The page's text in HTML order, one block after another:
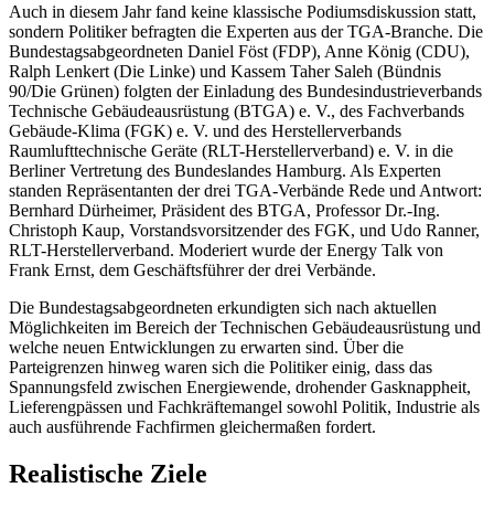
Auch in diesem Jahr fand keine klassische Podiumsdiskussion statt,
sondern Politiker befragten die Experten aus der TGA-Branche. Die
Bundestagsabgeordneten Daniel Föst (FDP), Anne König (CDU),
Ralph Lenkert (Die Linke) und Kassem Taher Saleh (Bündnis
90/Die Grünen) folgten der Einladung des Bundesindustrieverbands
Technische Gebäudeausrüstung (BTGA) e. V., des Fachverbands
Gebäude-Klima (FGK) e. V. und des Herstellerverbands
Raumlufttechnische Geräte (RLT-Herstellerverband) e. V. in die
Berliner Vertretung des Bundeslandes Hamburg. Als Experten
standen Repräsentanten der drei TGA-Verbände Rede und Antwort:
Bernhard Dürheimer, Präsident des BTGA, Professor Dr.-Ing.
Christoph Kaup, Vorstandsvorsitzender des FGK, und Udo Ranner,
RLT-Herstellerverband. Moderiert wurde der Energy Talk von
Frank Ernst, dem Geschäftsführer der drei Verbände.
Die Bundestagsabgeordneten erkundigten sich nach aktuellen
Möglichkeiten im Bereich der Technischen Gebäudeausrüstung und
welche neuen Entwicklungen zu erwarten sind. Über die
Parteigrenzen hinweg waren sich die Politiker einig, dass das
Spannungsfeld zwischen Energiewende, drohender Gasknappheit,
Lieferengpässen und Fachkräftemangel sowohl Politik, Industrie als
auch ausführende Fachfirmen gleichermaßen fordert.
Realistische Ziele